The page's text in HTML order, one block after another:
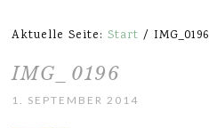
Aktuelle Seite:Start / IMG_0196
IMG_0196
1. SEPTEMBER 2014